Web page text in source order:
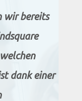
wir bereits
dank einer